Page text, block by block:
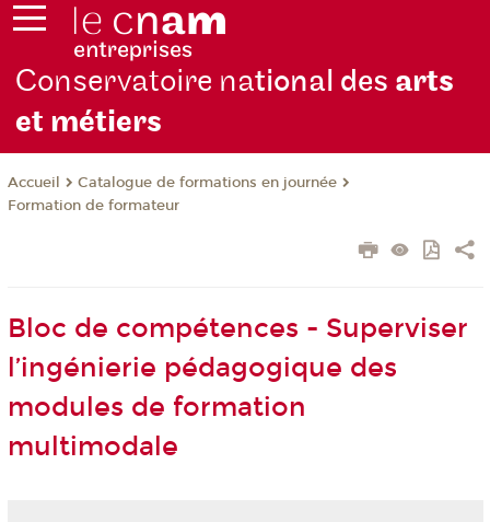
Conservatoire national des arts
et métiers
Accueil
Catalogue de formations en journée
Formation de formateur
Bloc de compétences - Superviser
l’ingénierie pédagogique des
modules de formation
multimodale